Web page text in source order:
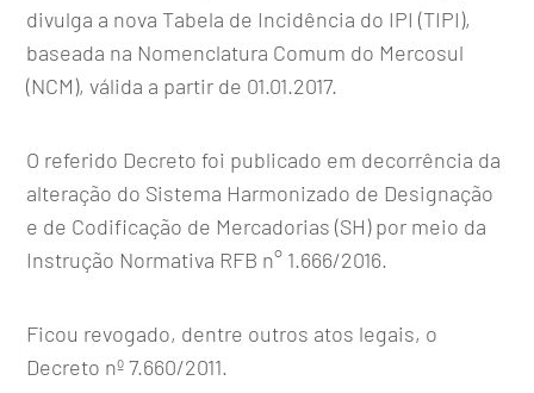
divulga a nova Tabela de Incidência do IPI (TIPI),
baseada na Nomenclatura Comum do Mercosul
(NCM), válida a partir de 01.01.2017.
O referido Decreto foi publicado em decorrência da
alteração do Sistema Harmonizado de Designação
e de Codificação de Mercadorias (SH) por meio da
Instrução Normativa RFB n° 1.666/2016.
Ficou revogado, dentre outros atos legais, o
Decreto nº 7.660/2011.